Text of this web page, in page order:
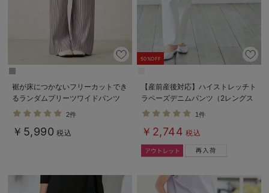
裾が床につかないフリーカットでき
るランダムプリーツワイドパンツ
マタニティ・産後【出産後も長く使
2件
￥5,990 税込
50%OFF
【産前産後対応】ハイストレッチト
ラペーズデニムパンツ（2レングス
展開）【出産後も長く使える】
1件
￥2,744 税込